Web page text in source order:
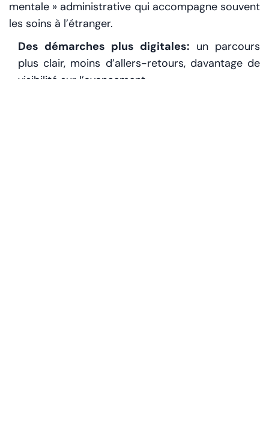
mentale » administrative qui accompagne souvent
les soins à l’étranger.
Des démarches plus digitales: un parcours
plus clair, moins d’allers-retours, davantage de
visibilité sur l’avancement.